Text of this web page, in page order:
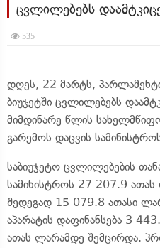
ცვლილებებს
535
დღეს, 22 მარტს,
ბიუჯეტში ცვლილებებს
მიმდინარე წლის
გარემოს დაცვის
საბიუჯეტო ცვლილებების
სამინისტროს 27 207.9 ათას
შედეგად 15 079.8 ათასი
აპარატის დაფინანსება 3
ათას ლარამდე შემცირდა.